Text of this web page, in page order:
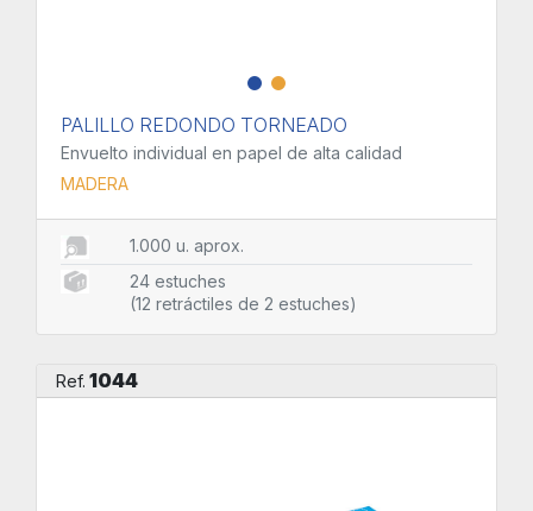
PALILLO REDONDO TORNEADO
Envuelto individual en papel de alta calidad
MADERA
1.000 u. aprox.
24 estuches
(12 retráctiles de 2 estuches)
Ref. 1044